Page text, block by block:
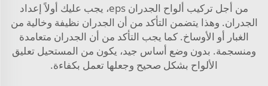
من أجل تركيب ألواح الجدران eps، يجب عليك أولاً إعداد
الجدران. وهذا يتضمن التأكد من أن الجدران نظيفة وخالية من
الغبار أو الأوساخ. كما يجب التأكد من أن الجدران متعامدة
ومنسجمة. بدون وضع أساس جيد، يكون من المستحيل تعليق
الألواح بشكل صحيح وجعلها تعمل بكفاءة.